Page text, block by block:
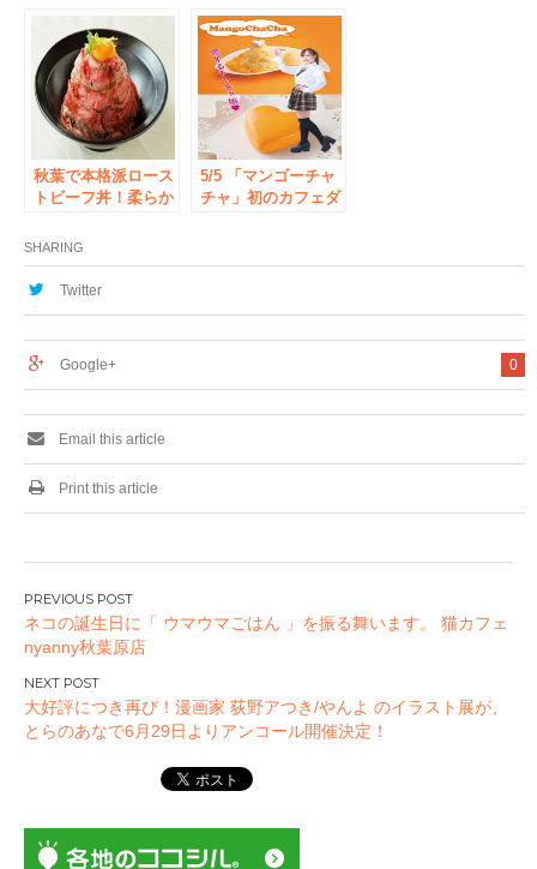
店＞ OPEN 11周年
記念の感謝企画を
10/18より開催！
モッツァレラチーズ
のピザ”が食べ飲み
放題！ 「旅ノリフ
ェス」第3弾 9月6日
から秋葉原で開催
～特製トマトソース
×生ハム、チーズ×バ
ジルの相性抜群でビ
ールが進む！～
秋葉で本格派ロース
トビーフ丼！柔らか
使用しボリューム満
点で850円 「Mango
Terrace Dining
5/5 「マンゴーチャ
チャ」初のカフェダ
ューや台湾ビール飲
SHARING
Twitter
0
Google+
Email this article
Print this article
投
稿
ナ
ビ
ゲ
ン
ネコの誕生日に「 ウマウマごはん 」を振る舞います。 猫カフェ
nyanny秋葉原店
大好評につき再び！漫画家 荻野アつき/やんよ のイラスト展が、
とらのあなで6月29日よりアンコール開催決定！